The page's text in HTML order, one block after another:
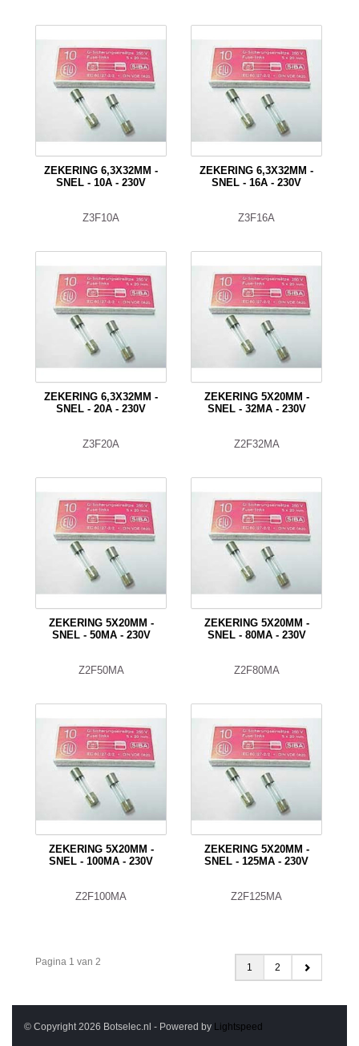
ZEKERING 6,3X32MM -
SNEL - 10A - 230V
Z3F10A
ZEKERING 6,3X32MM -
SNEL - 16A - 230V
Z3F16A
ZEKERING 6,3X32MM -
SNEL - 20A - 230V
Z3F20A
ZEKERING 5X20MM -
SNEL - 32MA - 230V
Z2F32MA
ZEKERING 5X20MM -
SNEL - 50MA - 230V
Z2F50MA
ZEKERING 5X20MM -
SNEL - 80MA - 230V
Z2F80MA
ZEKERING 5X20MM -
SNEL - 100MA - 230V
Z2F100MA
ZEKERING 5X20MM -
SNEL - 125MA - 230V
Z2F125MA
Pagina 1 van 2 1 2
© Copyright 2026 Botselec.nl - Powered by Lightspeed